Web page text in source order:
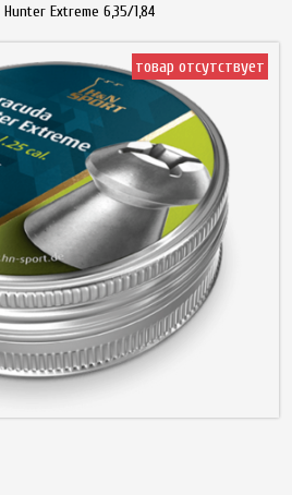
Hunter Extreme 6,35/1,84
товар отсутствует